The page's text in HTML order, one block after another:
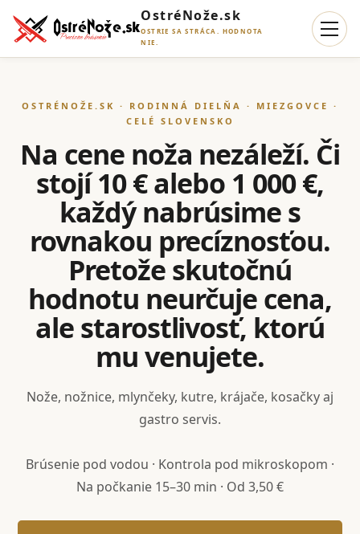
OstréNože.sk
OSTRIE SA STRÁCA. HODNOTA
NIE.
OSTRÉNOŽE.SK · RODINNÁ DIELŇA · MIEZGOVCE ·
CELÉ SLOVENSKO
Na cene noža nezáleží. Či
stojí 10 € alebo 1 000 €,
každý nabrúsime s
rovnakou precíznosťou.
Pretože skutočnú
hodnotu neurčuje cena,
ale starostlivosť, ktorú
mu venujete.
Nože, nožnice, mlynčeky, kutre, krájače, kosačky aj
gastro servis.
Brúsenie pod vodou · Kontrola pod mikroskopom ·
Na počkanie 15–30 min · Od 3,50 €